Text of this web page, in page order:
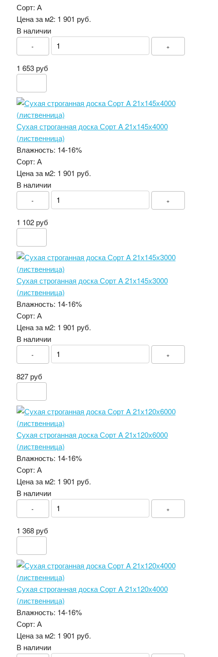
Сорт: А
Цена за м2: 1 901 руб.
В наличии
- +
1 653 руб
Сухая строганная доска Сорт A 21х145х4000
(лиственница)
Влажность: 14-16%
Сорт: А
Цена за м2: 1 901 руб.
В наличии
- +
1 102 руб
Сухая строганная доска Сорт A 21х145х3000
(лиственница)
Влажность: 14-16%
Сорт: А
Цена за м2: 1 901 руб.
В наличии
- +
827 руб
Сухая строганная доска Сорт A 21х120х6000
(лиственница)
Влажность: 14-16%
Сорт: А
Цена за м2: 1 901 руб.
В наличии
- +
1 368 руб
Сухая строганная доска Сорт A 21х120х4000
(лиственница)
Влажность: 14-16%
Сорт: А
Цена за м2: 1 901 руб.
В наличии